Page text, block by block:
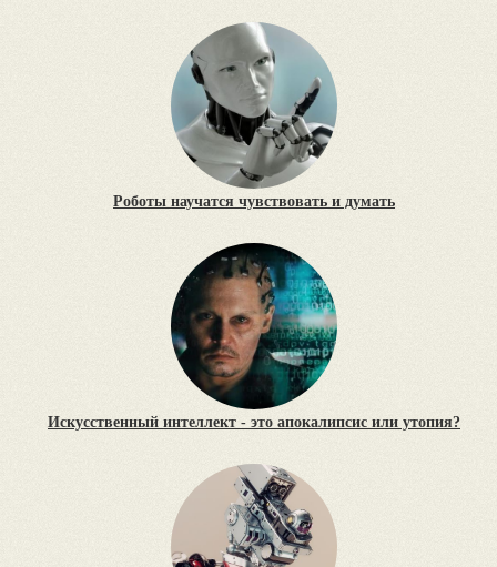
Роботы научатся чувствовать и думать
Искусственный интеллект - это апокалипсис или утопия?